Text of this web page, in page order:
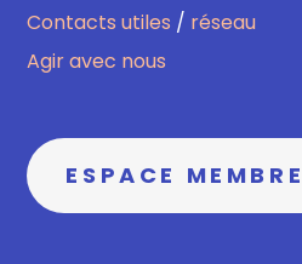
Contacts utiles / réseau
Agir avec nous
ESPACE MEMBRE